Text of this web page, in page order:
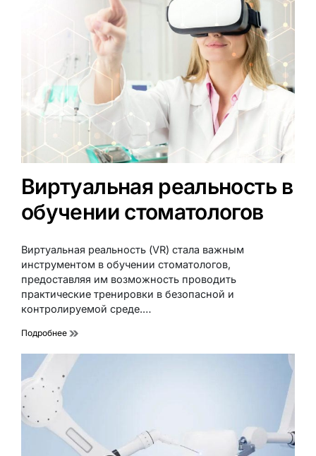
Виртуальная реальность в
обучении стоматологов
Виртуальная реальность (VR) стала важным
инструментом в обучении стоматологов,
предоставляя им возможность проводить
практические тренировки в безопасной и
контролируемой среде.…
Подробнее